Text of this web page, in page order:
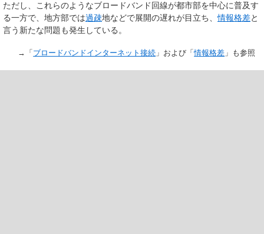
ただし、これらのようなブロードバンド回線が都市部を中心に普及す
る一方で、地方部では過疎地などで展開の遅れが目立ち、情報格差と
言う新たな問題も発生している。
→「 ブロードバンドインターネット接続 」および「情報格差 」も参照